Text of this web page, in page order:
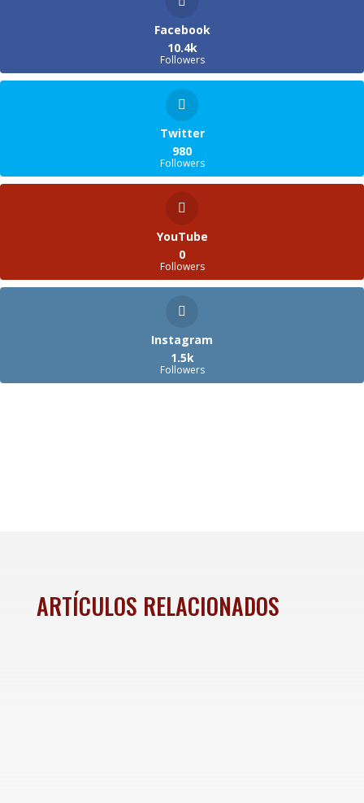
Facebook
10.4k
Followers
Twitter
980
Followers
YouTube
0
Followers
Instagram
1.5k
Followers
ARTÍCULOS RELACIONADOS